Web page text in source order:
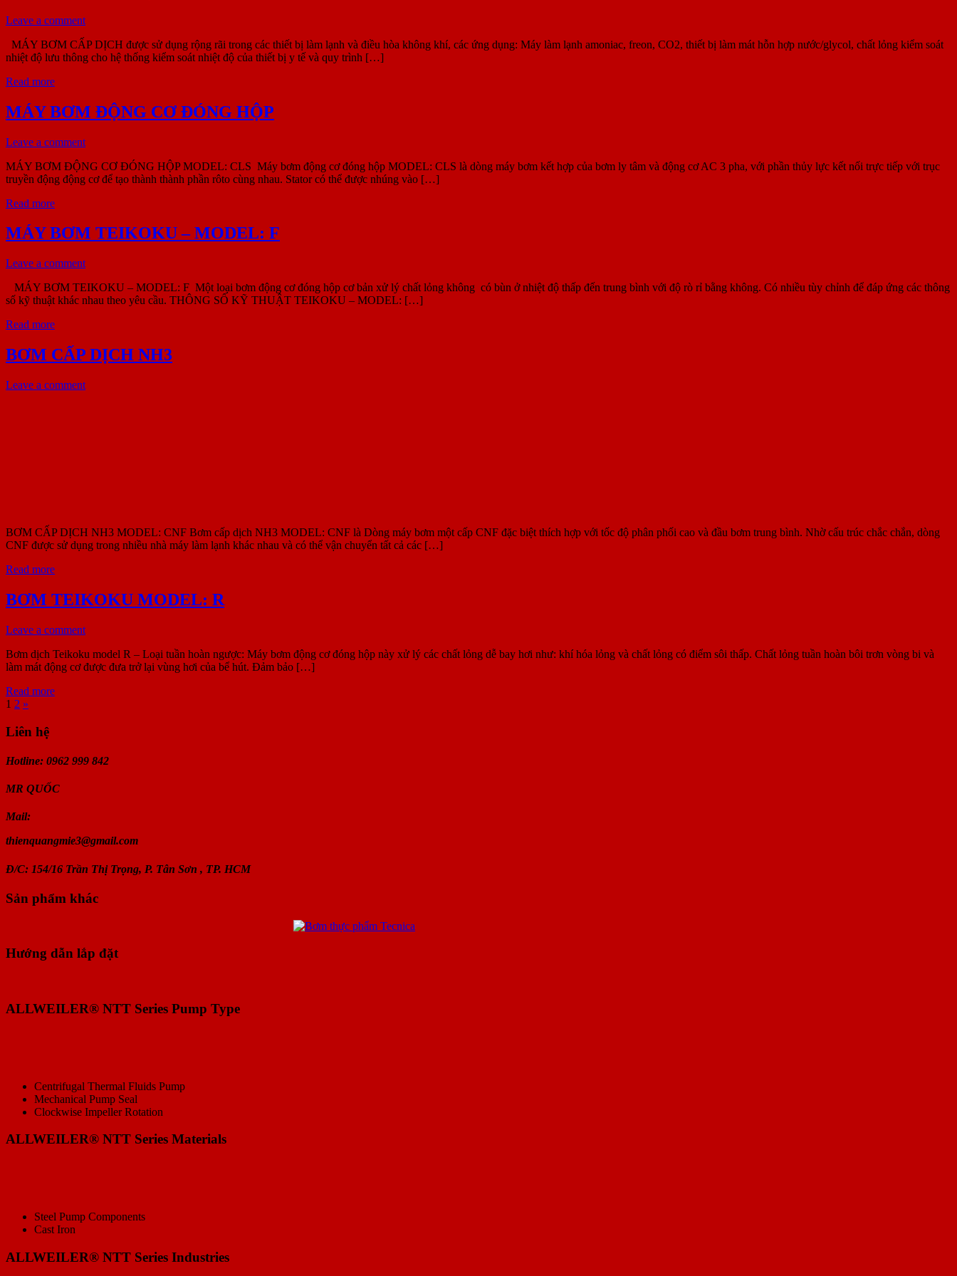
Leave a comment
MÁY BƠM CẤP DỊCH được sử dụng rộng rãi trong các thiết bị làm lạnh và điều hòa không khí, các ứng dụng: Máy làm lạnh amoniac, freon, CO2, thiết bị làm mát hỗn hợp nước/glycol, chất lỏng kiểm soát
nhiệt độ lưu thông cho hệ thống kiểm soát nhiệt độ của thiết bị y tế và quy trình […]
Read more
MÁY BƠM ĐỘNG CƠ ĐÓNG HỘP
Leave a comment
MÁY BƠM ĐỘNG CƠ ĐÓNG HỘP MODEL: CLS Máy bơm động cơ đóng hộp MODEL: CLS là dòng máy bơm kết hợp của bơm ly tâm và động cơ AC 3 pha, với phần thủy lực kết nối trực tiếp với trục
truyền động động cơ để tạo thành thành phần rôto cùng nhau. Stator có thể được nhúng vào […]
Read more
MÁY BƠM TEIKOKU – MODEL: F
Leave a comment
MÁY BƠM TEIKOKU – MODEL: F Một loại bơm động cơ đóng hộp cơ bản xử lý chất lỏng không có bùn ở nhiệt độ thấp đến trung bình với độ rò rỉ bằng không. Có nhiều tùy chỉnh để đáp ứng các thông
số kỹ thuật khác nhau theo yêu cầu. THÔNG SỐ KỸ THUẬT TEIKOKU – MODEL: […]
Read more
BƠM CẤP DỊCH NH3
Leave a comment
BƠM CẤP DỊCH NH3 MODEL: CNF Bơm cấp dịch NH3 MODEL: CNF là Dòng máy bơm một cấp CNF đặc biệt thích hợp với tốc độ phân phối cao và đầu bơm trung bình. Nhờ cấu trúc chắc chắn, dòng
CNF được sử dụng trong nhiều nhà máy làm lạnh khác nhau và có thể vận chuyển tất cả các […]
Read more
BƠM TEIKOKU MODEL: R
Leave a comment
Bơm dịch Teikoku model R – Loại tuần hoàn ngược: Máy bơm động cơ đóng hộp này xử lý các chất lỏng dễ bay hơi như: khí hóa lỏng và chất lỏng có điểm sôi thấp. Chất lỏng tuần hoàn bôi trơn vòng bi và
làm mát động cơ được đưa trở lại vùng hơi của bể hút. Đảm bảo […]
Read more
1 2 »
Liên hệ
Hotline: 0962 999 842
MR QUỐC
Mail:
thienquangmie3@gmail.com
Đ/C: 154/16 Trần Thị Trọng, P. Tân Sơn , TP. HCM
Sản phẩm khác
Hướng dẫn lắp đặt
ALLWEILER® NTT Series Pump Type
Centrifugal Thermal Fluids Pump
Mechanical Pump Seal
Clockwise Impeller Rotation
ALLWEILER® NTT Series Materials
Steel Pump Components
Cast Iron
ALLWEILER® NTT Series Industries